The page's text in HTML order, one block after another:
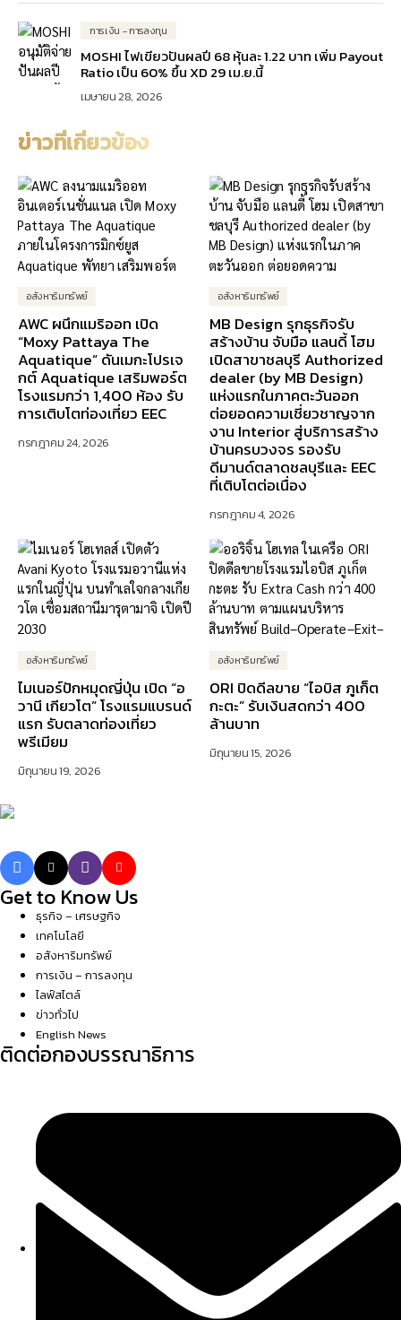
การเงิน - การลงทุน
MOSHI ไฟเขียวปันผลปี 68 หุ้นละ 1.22 บาท เพิ่ม Payout
Ratio เป็น 60% ขึ้น XD 29 เม.ย.นี้
เมษายน 28, 2026
ข่าวที่เกี่ยวข้อง
อสังหาริมทรัพย์
AWC ผนึกแมริออท เปิด
“Moxy Pattaya The
Aquatique” ดันเมกะโปรเจ
กต์ Aquatique เสริมพอร์ต
โรงแรมกว่า 1,400 ห้อง รับ
การเติบโตท่องเที่ยว EEC
กรกฎาคม 24, 2026
อสังหาริมทรัพย์
MB Design รุกธุรกิจรับ
สร้างบ้าน จับมือ แลนดี้ โฮม
เปิดสาขาชลบุรี Authorized
dealer (by MB Design)
แห่งแรกในภาคตะวันออก
ต่อยอดความเชี่ยวชาญจาก
งาน Interior สู่บริการสร้าง
บ้านครบวงจร รองรับ
ดีมานด์ตลาดชลบุรีและ EEC
ที่เติบโตต่อเนื่อง
กรกฎาคม 4, 2026
อสังหาริมทรัพย์
ไมเนอร์ปักหมุดญี่ปุ่น เปิด “อ
วานี เกียวโต” โรงแรมแบรนด์
แรก รับตลาดท่องเที่ยว
พรีเมียม
มิถุนายน 19, 2026
อสังหาริมทรัพย์
ORI ปิดดีลขาย “ไอบิส ภูเก็ต
กะตะ” รับเงินสดกว่า 400
ล้านบาท
มิถุนายน 15, 2026
Get to Know Us
ธุรกิจ – เศรษฐกิจ
เทคโนโลยี
อสังหาริมทรัพย์
การเงิน – การลงทุน
ไลฟ์สไตล์
ข่าวทั่วไป
English News
ติดต่อกองบรรณาธิการ